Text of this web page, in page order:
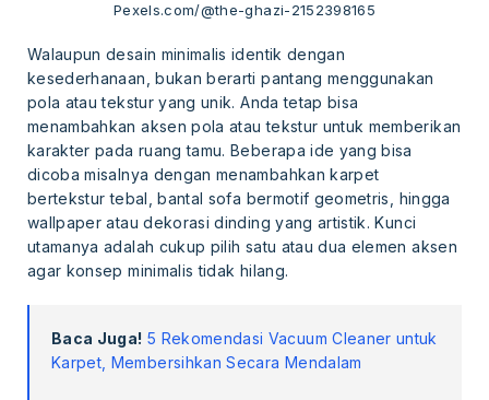
Pexels.com/@the-ghazi-2152398165
Walaupun desain minimalis identik dengan
kesederhanaan, bukan berarti pantang menggunakan
pola atau tekstur yang unik. Anda tetap bisa
menambahkan aksen pola atau tekstur untuk memberikan
karakter pada ruang tamu. Beberapa ide yang bisa
dicoba misalnya dengan menambahkan karpet
bertekstur tebal, bantal sofa bermotif geometris, hingga
wallpaper atau dekorasi dinding yang artistik. Kunci
utamanya adalah cukup pilih satu atau dua elemen aksen
agar konsep minimalis tidak hilang.
Baca Juga! 5 Rekomendasi Vacuum Cleaner untuk
Karpet, Membersihkan Secara Mendalam